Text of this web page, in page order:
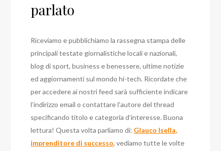
parlato
Riceviamo e pubblichiamo la rassegna stampa delle
principali testate giornalistiche locali e nazionali,
blog di sport, business e benessere, ultime notizie
ed aggiornamenti sul mondo hi-tech. Ricordate che
per accedere ai nostri feed sarà sufficiente indicare
l’indirizzo email o contattare l’autore del thread
specificando titolo e categoria d’interesse. Buona
lettura! Questa volta parliamo di: Glauco Isella,
imprenditore di successo, vediamo tutte le volte